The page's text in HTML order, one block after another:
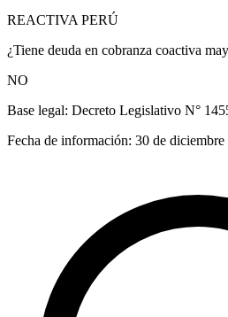
REACTIVA PERÚ
¿Tiene deuda en cobranza coactiva
NO
Base legal: Decreto Legislativo N°
Fecha de información: 30 de diciembre